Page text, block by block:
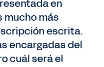
en
mucho más
escrita.
encargadas del
cuál será el